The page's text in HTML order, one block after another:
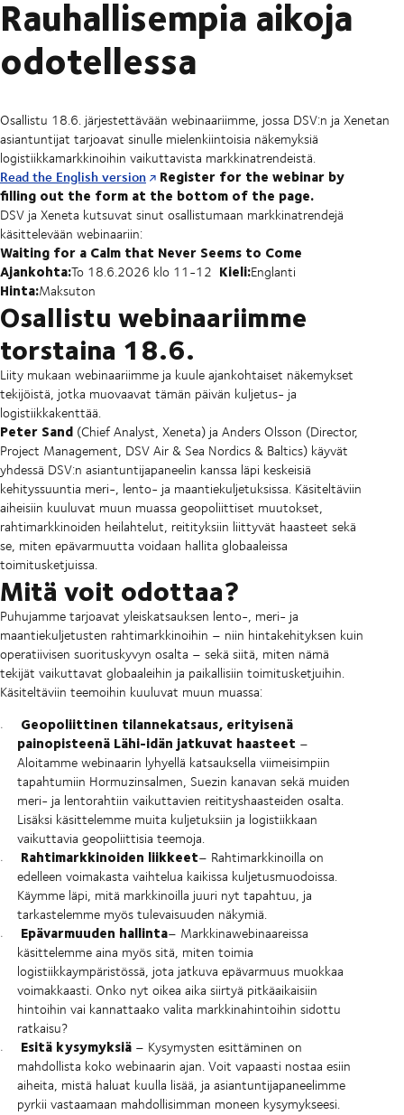
Rauhallisempia aikoja
odotellessa
Osallistu 18.6. järjestettävään webinaariimme, jossa DSV:n ja Xenetan
asiantuntijat tarjoavat sinulle mielenkiintoisia näkemyksiä
logistiikkamarkkinoihin vaikuttavista markkinatrendeistä.
Read the English version
Register for the webinar by
filling out the form at the bottom of the page.
DSV ja Xeneta kutsuvat sinut osallistumaan markkinatrendejä
käsittelevään webinaariin:
Waiting for a Calm that Never Seems to Come
Ajankohta:To 18.6.2026 klo 11-12 Kieli:Englanti
Hinta:Maksuton
Osallistu webinaariimme
torstaina 18.6.
Liity mukaan webinaariimme ja kuule ajankohtaiset näkemykset
tekijöistä, jotka muovaavat tämän päivän kuljetus- ja
logistiikkakenttää.
Peter Sand (Chief Analyst, Xeneta) ja Anders Olsson (Director,
Project Management, DSV Air & Sea Nordics & Baltics) käyvät
yhdessä DSV:n asiantuntijapaneelin kanssa läpi keskeisiä
kehityssuuntia meri-, lento- ja maantiekuljetuksissa. Käsiteltäviin
aiheisiin kuuluvat muun muassa geopoliittiset muutokset,
rahtimarkkinoiden heilahtelut, reitityksiin liittyvät haasteet sekä
se, miten epävarmuutta voidaan hallita globaaleissa
toimitusketjuissa.
Mitä voit odottaa?
Puhujamme tarjoavat yleiskatsauksen lento-, meri- ja
maantiekuljetusten rahtimarkkinoihin – niin hintakehityksen kuin
operatiivisen suorituskyvyn osalta – sekä siitä, miten nämä
tekijät vaikuttavat globaaleihin ja paikallisiin toimitusketjuihin.
Käsiteltäviin teemoihin kuuluvat muun muassa:
Geopoliittinen tilannekatsaus, erityisenä
painopisteenä Lähi-idän jatkuvat haasteet –
Aloitamme webinaarin lyhyellä katsauksella viimeisimpiin
tapahtumiin Hormuzinsalmen, Suezin kanavan sekä muiden
meri- ja lentorahtiin vaikuttavien reitityshaasteiden osalta.
Lisäksi käsittelemme muita kuljetuksiin ja logistiikkaan
vaikuttavia geopoliittisia teemoja.
Rahtimarkkinoiden liikkeet– Rahtimarkkinoilla on
edelleen voimakasta vaihtelua kaikissa kuljetusmuodoissa.
Käymme läpi, mitä markkinoilla juuri nyt tapahtuu, ja
tarkastelemme myös tulevaisuuden näkymiä.
Epävarmuuden hallinta– Markkinawebinaareissa
käsittelemme aina myös sitä, miten toimia
logistiikkaympäristössä, jota jatkuva epävarmuus muokkaa
voimakkaasti. Onko nyt oikea aika siirtyä pitkäaikaisiin
hintoihin vai kannattaako valita markkinahintoihin sidottu
ratkaisu?
Esitä kysymyksiä– Kysymysten esittäminen on
mahdollista koko webinaarin ajan. Voit vapaasti nostaa esiin
aiheita, mistä haluat kuulla lisää, ja asiantuntijapaneelimme
pyrkii vastaamaan mahdollisimman moneen kysymykseesi.